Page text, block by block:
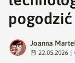
pogodzić
J
Joanna
22.05.2026